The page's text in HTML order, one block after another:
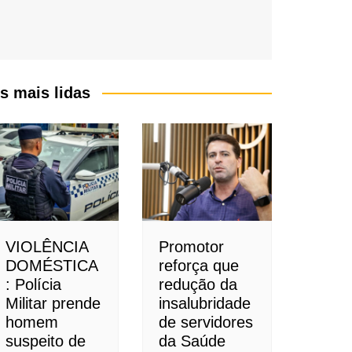
mais lidas
VIOLÊNCIA
DOMÉSTICA
: Polícia
Militar prende
homem
suspeito de
Promotor
reforça que
redução da
insalubridade
de servidores
da Saúde